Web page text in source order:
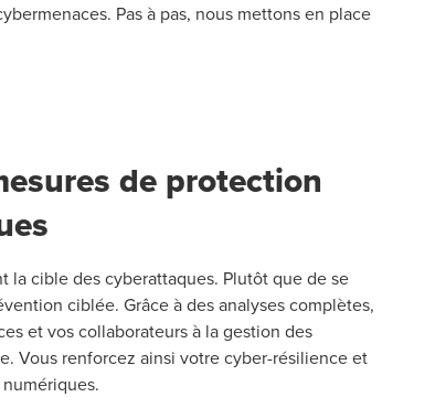
Pas à pas, nous mettons en place
de protection
la cible des cyberattaques. Plutôt que de se
ciblée. Grâce à des analyses complètes,
et vos collaborateurs à la gestion des
Vous renforcez ainsi votre cyber-résilience et